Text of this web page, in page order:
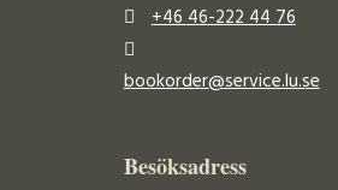
+46 46-222 44 76
bookorder@service.lu.se
Besöksadress